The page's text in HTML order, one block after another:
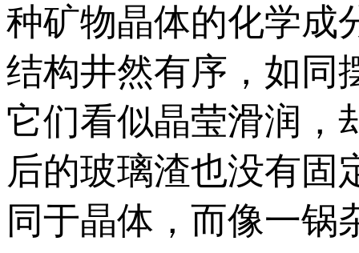
种矿物晶体的化学成
结构井然有序，如同
它们看似晶莹滑润，
后的玻璃渣也没有
同于晶体，而像一锅